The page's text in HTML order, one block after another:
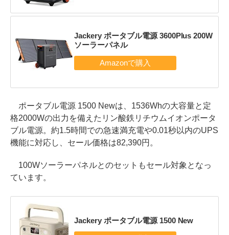
Jackery ポータブル電源 3600Plus 200W
ソーラーパネル
ポータブル電源 1500 Newは、1536Whの大容量と定
格2000Wの出力を備えたリン酸鉄リチウムイオンポータ
ブル電源。約1.5時間での急速満充電や0.01秒以内のUPS
機能に対応し、セール価格は82,390円。
100Wソーラーパネルとのセットもセール対象となっ
ています。
Jackery ポータブル電源 1500 New